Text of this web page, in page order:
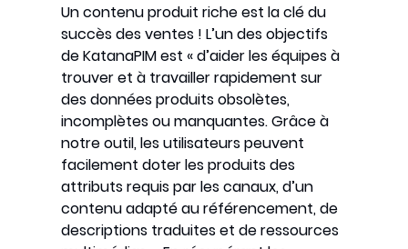
Un contenu produit riche est la clé du
succès des ventes ! L’un des objectifs
de KatanaPIM est « d’aider les équipes à
trouver et à travailler rapidement sur
des données produits obsolètes,
incomplètes ou manquantes. Grâce à
notre outil, les utilisateurs peuvent
facilement doter les produits des
attributs requis par les canaux, d’un
contenu adapté au référencement, de
descriptions traduites et de ressources